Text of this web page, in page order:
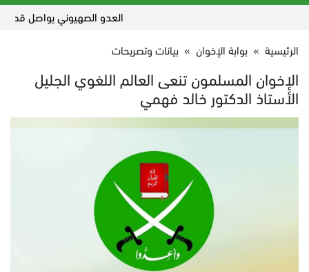
العدو الصهيوني يواصل قصف
الرئيسية » بوابة الإخوان » بيانات وتصريحات
الإخوان المسلمون تنعى العالم اللغوي الجليل
الأستاذ الدكتور خالد فهمي